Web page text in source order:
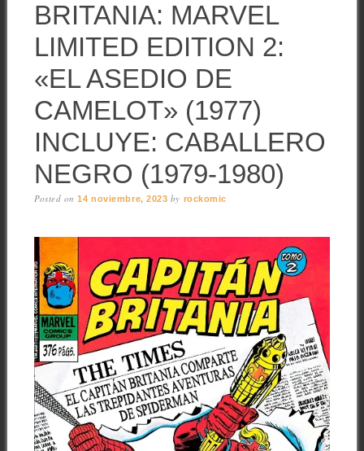
BRITANIA: MARVEL
LIMITED EDITION 2:
«EL ASEDIO DE
CAMELOT» (1977)
INCLUYE: CABALLERO
NEGRO (1979-1980)
Posted on14 noviembre, 2023 by rockomic